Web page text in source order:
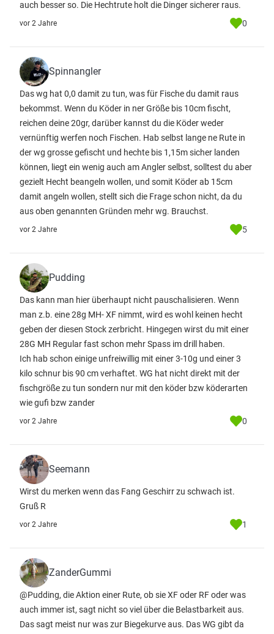
auch besser so. Die Hechtrute holt die Dinger sicherer raus.
vor 2 Jahre 0
Spinnangler
Das wg hat 0,0 damit zu tun, was für Fische du damit raus
bekommst. Wenn du Köder in ner Größe bis 10cm fischt,
reichen deine 20gr, darüber kannst du die Köder weder
vernünftig werfen noch Fischen. Hab selbst lange ne Rute in
der wg grosse gefischt und hechte bis 1,15m sicher landen
können, liegt ein wenig auch am Angler selbst, solltest du aber
gezielt Hecht beangeln wollen, und somit Köder ab 15cm
damit angeln wollen, stellt sich die Frage schon nicht, da du
aus oben genannten Gründen mehr wg. Brauchst.
vor 2 Jahre 5
Pudding
Das kann man hier überhaupt nicht pauschalisieren. Wenn
man z.b. eine 28g MH- XF nimmt, wird es wohl keinen hecht
geben der diesen Stock zerbricht. Hingegen wirst du mit einer
28G MH Regular fast schon mehr Spass im drill haben.
Ich hab schon einige unfreiwillig mit einer 3-10g und einer 3
kilo schnur bis 90 cm verhaftet. WG hat nicht direkt mit der
fischgröße zu tun sondern nur mit den köder bzw köderarten
wie gufi bzw zander
vor 2 Jahre 0
Seemann
Wirst du merken wenn das Fang Geschirr zu schwach ist.
Gruß R
vor 2 Jahre 1
ZanderGummi
@Pudding, die Aktion einer Rute, ob sie XF oder RF oder was
auch immer ist, sagt nicht so viel über die Belastbarkeit aus.
Das sagt meist nur was zur Biegekurve aus. Das WG gibt da